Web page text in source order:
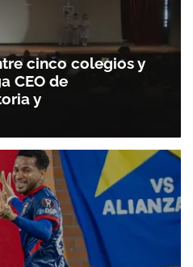
cinco colegios y
CEO de
y